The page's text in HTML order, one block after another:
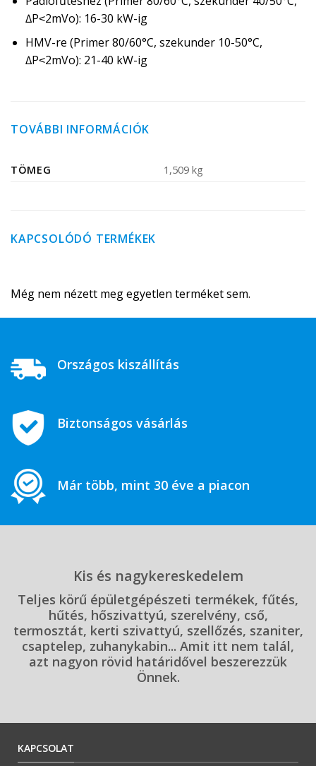
∆P˂2mVo): 16-30 kW-ig
HMV-re (Primer 80/60°C, szekunder 10-50°C,
∆P˂2mVo): 21-40 kW-ig
TOVÁBBI INFORMÁCIÓK
TÖMEG 1,509 kg
KAPCSOLÓDÓ TERMÉKEK
Még nem nézett meg egyetlen terméket sem.
Országos kiszállítás
Biztonságos vásárlás
Már több, mint 30 éve a piacon
Kis és nagykereskedelem
Teljes körű épületgépészeti termékek, fűtés,
hűtés, hőszivattyú, szerelvény, cső,
termosztát, kerti szivattyú, szellőzés, szaniter,
csaptelep, zuhanykabin... Amit itt nem talál,
azt nagyon rövid határidővel beszerezzük
Önnek.
KAPCSOLAT